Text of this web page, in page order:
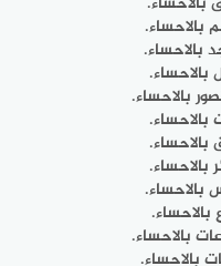
بالاحساء.
بالاحساء.
بالاحساء.